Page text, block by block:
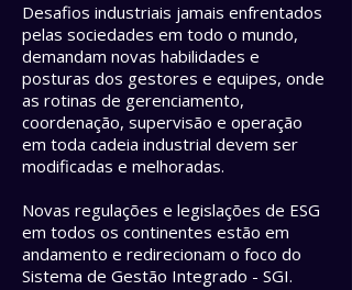
Desafios industriais jamais enfrentados
pelas sociedades em todo o mundo,
demandam novas habilidades e
posturas dos gestores e equipes, onde
as rotinas de gerenciamento,
coordenação, supervisão e operação
em toda cadeia industrial devem ser
modificadas e melhoradas. ​​
Novas regulações e legislações de ESG
em todos os continentes estão em
andamento e redirecionam o foco do
Sistema de Gestão Integrado - SGI. ​​​ ​​